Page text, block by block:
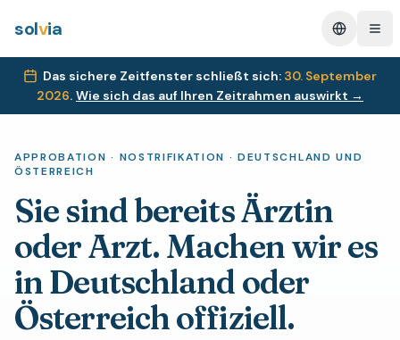
solvia Change
Das sichere Zeitfenster schließt sich: 30. September
2026. Wie sich das auf Ihren Zeitrahmen auswirkt →
APPROBATION · NOSTRIFIKATION · DEUTSCHLAND UND
ÖSTERREICH
Sie sind bereits Ärztin
oder Arzt. Machen wir es
in Deutschland oder
Österreich offiziell.